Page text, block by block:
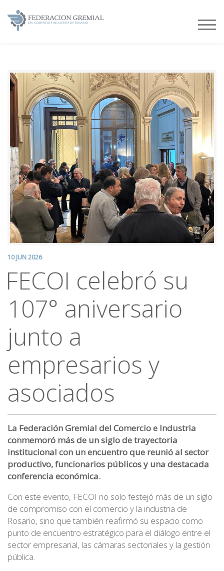
10 JUN 2026
FECOI celebró su
107° aniversario
junto a
empresarios y
asociados
La Federación Gremial del Comercio e Industria
conmemoró más de un siglo de trayectoria
institucional con un encuentro que reunió al sector
productivo, funcionarios públicos y una destacada
conferencia económica.
Con este evento, FECOI no solo festejó más de un siglo
de compromiso con el comercio y la industria de
Rosario, sino que también reafirmó su espacio como
punto de encuentro estratégico para el diálogo entre el
sector empresarial, las cámaras sectoriales y la gestión
pública.